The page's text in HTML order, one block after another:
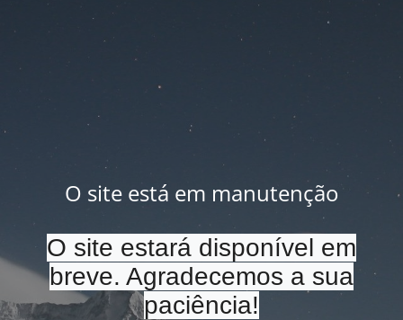
O site está em manutenção
O site estará disponível em
breve. Agradecemos a sua
paciência!